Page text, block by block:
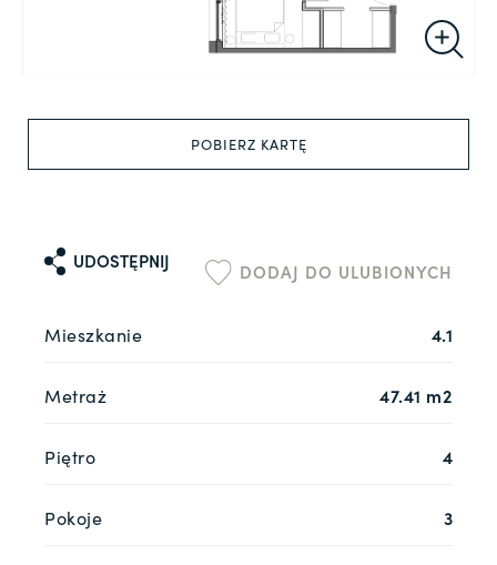
POBIERZ KARTĘ
UDOSTĘPNIJ DODAJ DO ULUBIONYCH
Mieszkanie 4.1
Metraż 47.41 m2
Piętro 4
Pokoje 3